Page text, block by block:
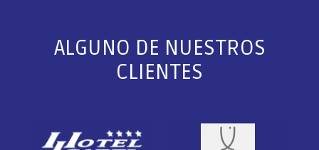
ALGUNO DE NUESTROS
CLIENTES